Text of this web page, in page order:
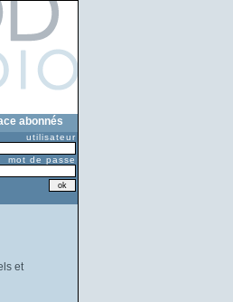
abonnés
utilisateur
mot de passe
et